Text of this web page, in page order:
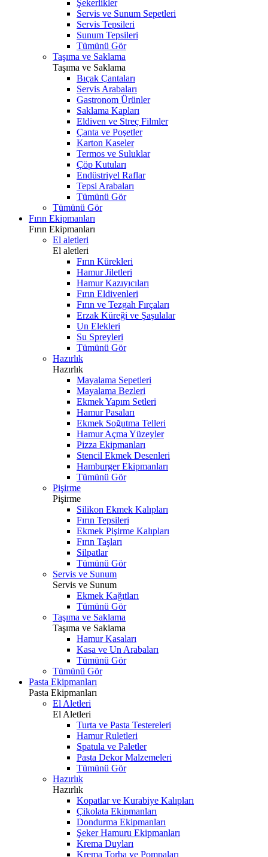
Şekerlikler
Servis ve Sunum Sepetleri
Servis Tepsileri
Sunum Tepsileri
Tümünü Gör
Taşıma ve Saklama
Taşıma ve Saklama
Bıçak Çantaları
Servis Arabaları
Gastronom Ürünler
Saklama Kapları
Eldiven ve Streç Filmler
Çanta ve Poşetler
Karton Kaseler
Termos ve Suluklar
Çöp Kutuları
Endüstriyel Raflar
Tepsi Arabaları
Tümünü Gör
Tümünü Gör
Fırın Ekipmanları
Fırın Ekipmanları
El aletleri
El aletleri
Fırın Kürekleri
Hamur Jiletleri
Hamur Kazıyıcıları
Fırın Eldivenleri
Fırın ve Tezgah Fırçaları
Erzak Küreği ve Şaşulalar
Un Elekleri
Su Spreyleri
Tümünü Gör
Hazırlık
Hazırlık
Mayalama Sepetleri
Mayalama Bezleri
Ekmek Yapım Setleri
Hamur Pasaları
Ekmek Soğutma Telleri
Hamur Açma Yüzeyler
Pizza Ekipmanları
Stencil Ekmek Desenleri
Hamburger Ekipmanları
Tümünü Gör
Pişirme
Pişirme
Silikon Ekmek Kalıpları
Fırın Tepsileri
Ekmek Pişirme Kalıpları
Fırın Taşları
Silpatlar
Tümünü Gör
Servis ve Sunum
Servis ve Sunum
Ekmek Kağıtları
Tümünü Gör
Taşıma ve Saklama
Taşıma ve Saklama
Hamur Kasaları
Kasa ve Un Arabaları
Tümünü Gör
Tümünü Gör
Pasta Ekipmanları
Pasta Ekipmanları
El Aletleri
El Aletleri
Turta ve Pasta Testereleri
Hamur Ruletleri
Spatula ve Paletler
Pasta Dekor Malzemeleri
Tümünü Gör
Hazırlık
Hazırlık
Kopatlar ve Kurabiye Kalıpları
Çikolata Ekipmanları
Dondurma Ekipmanları
Şeker Hamuru Ekipmanları
Krema Duyları
Krema Torba ve Pompaları